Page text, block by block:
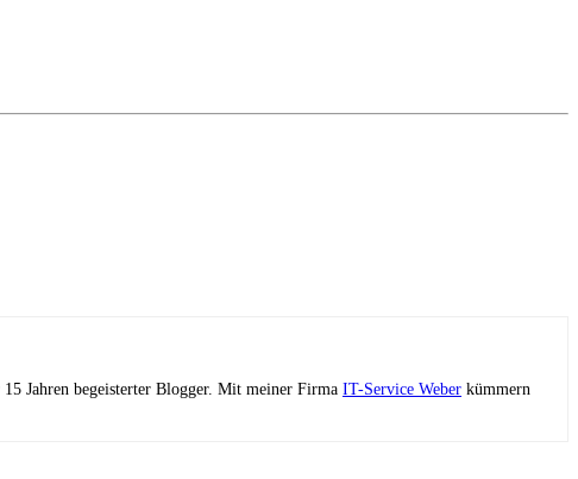
Jahren begeisterter Blogger. Mit meiner Firma IT-Service Weber kümmern